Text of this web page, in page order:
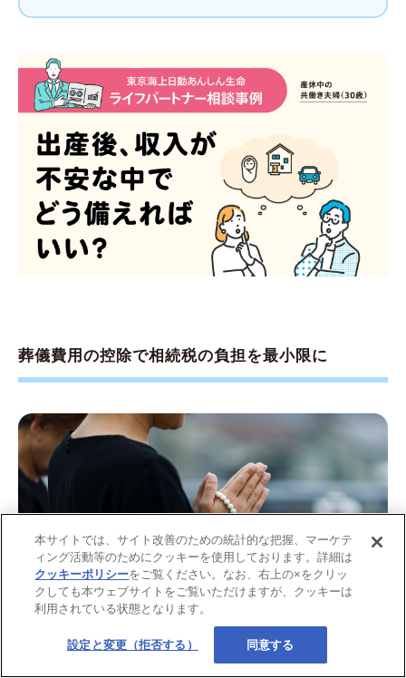
葬儀費用の控除で相続税の負担を最小限に
画像：iStock.com/bee32
本サイトでは、サイト改善のための統計的な把握、マーケテ
ィング活動等のためにクッキーを使用しております。詳細は
クッキーポリシーをご覧ください。なお、右上の×をクリッ
クしても本ウェブサイトをご覧いただけますが、クッキーは
利用されている状態となります。
設定と変更（拒否する） 同意する